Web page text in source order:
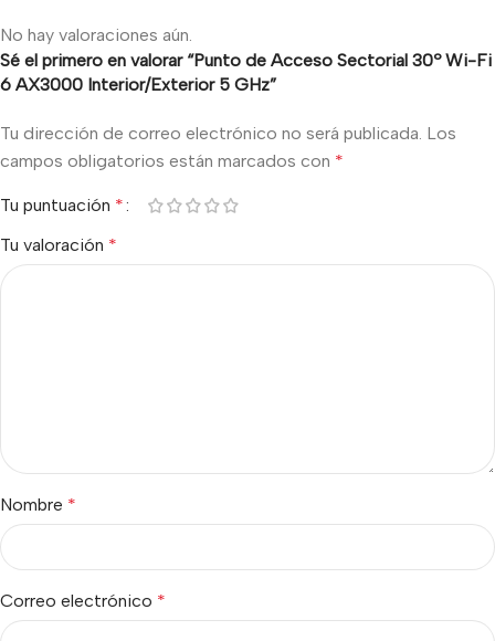
No hay valoraciones aún.
Sé el primero en valorar “Punto de Acceso Sectorial 30º Wi-Fi
6 AX3000 Interior/Exterior 5 GHz”
Tu dirección de correo electrónico no será publicada. Los
campos obligatorios están marcados con *
Tu puntuación *
Tu valoración *
Nombre *
Correo electrónico *